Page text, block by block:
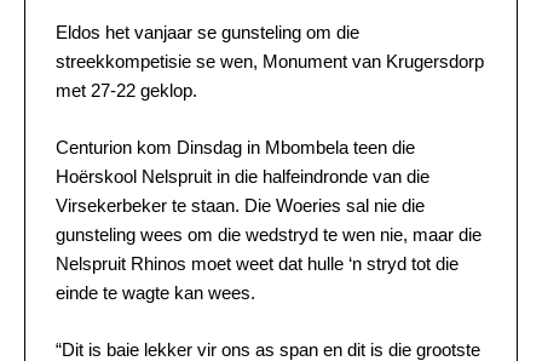
Eldos het vanjaar se gunsteling om die
streekkompetisie se wen, Monument van Krugersdorp
met 27-22 geklop.
Centurion kom Dinsdag in Mbombela teen die
Hoërskool Nelspruit in die halfeindronde van die
Virsekerbeker te staan. Die Woeries sal nie die
gunsteling wees om die wedstryd te wen nie, maar die
Nelspruit Rhinos moet weet dat hulle ‘n stryd tot die
einde te wagte kan wees.
“Dit is baie lekker vir ons as span en dit is die grootste